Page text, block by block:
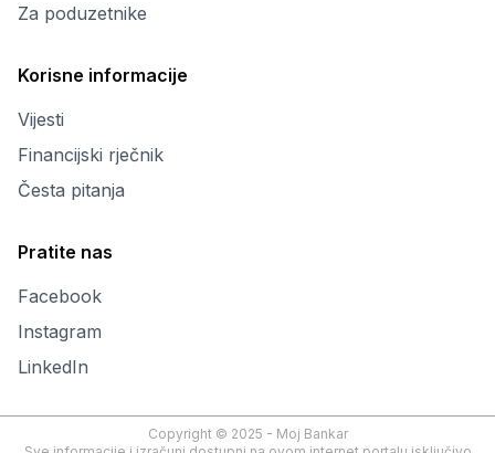
Za poduzetnike
Korisne informacije
Vijesti
Financijski rječnik
Česta pitanja
Pratite nas
Facebook
Instagram
LinkedIn
Copyright © 2025 - Moj Bankar